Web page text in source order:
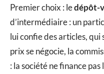
Premier choix : ledépôt-
d’intermédiaire : un
lui confie des articles, qui
prix se négocie, la
: la société ne finance pas